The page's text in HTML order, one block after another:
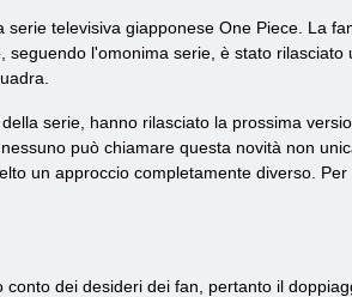
televisiva giapponese One Piece. La
l'omonima serie, è stato
serie, hanno rilasciato la prossima
può chiamare questa novità non
un approccio completamente diverso.
dei desideri dei fan, pertanto il